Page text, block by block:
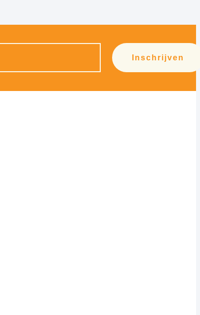
Inschrijven